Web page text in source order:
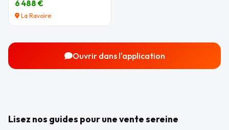
6 488 €
La Ravoire
Ouvrir dans l'application
Lisez nos guides pour une vente sereine